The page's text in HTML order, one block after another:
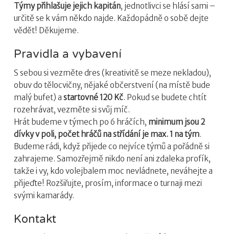
Týmy přihlašuje jejich kapitán, jednotlivci se hlásí sami –
určitě se k vám někdo najde. Každopádně o sobě dejte
vědět! Děkujeme.
Pravidla a vybavení
S sebou si vezměte dres (kreativitě se meze nekladou),
obuv do tělocvičny, nějaké občerstvení (na místě bude
malý bufet) a startovné 120 Kč. Pokud se budete chtít
rozehrávat, vezměte si svůj míč.
Hrát budeme v týmech po 6 hráčích, minimum jsou 2
dívky v poli, počet hráčů na střídání je max. 1 na tým.
Budeme rádi, když přijede co nejvíce týmů a pořádně si
zahrajeme. Samozřejmě nikdo není ani zdaleka profík,
takže i vy, kdo volejbalem moc nevládnete, neváhejte a
přijeďte! Rozšiřujte, prosím, informace o turnaji mezi
svými kamarády.
Kontakt